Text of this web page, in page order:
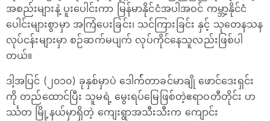
အစည်းများနဲ့ ပူးပေါင်းကာ မြန်မာနိုင်ငံအပါအဝင် ကမ္ဘာ့နိုင်ငံ
ပေါင်းများစွာမှာ အကြံပေးခြင်း၊ သင်ကြားခြင်း နှင့် သုတေနသန
လုပ်ငန်းများမှာ စဉ်ဆက်မပျက် လုပ်ကိုင်နေသူလည်းဖြစ်ပါ
တယ်။
ဒါ့အပြင် (၂၀၁၀) ခုနှစ်မှာပဲ ဒေါက််တာခင်မာချို ဖောင်ဒေးရှင်း
ကို တည်ထောင်ပြီး သူမရဲ့ မွေးရပ်မြေဖြစ်တဲ့ဧရာဝတီတိုင်း ဟ
င်္ဿတ မြို့နယ်မှာရှိတဲ့ ကျေးရွာအသီးသီးက ကျောင်း